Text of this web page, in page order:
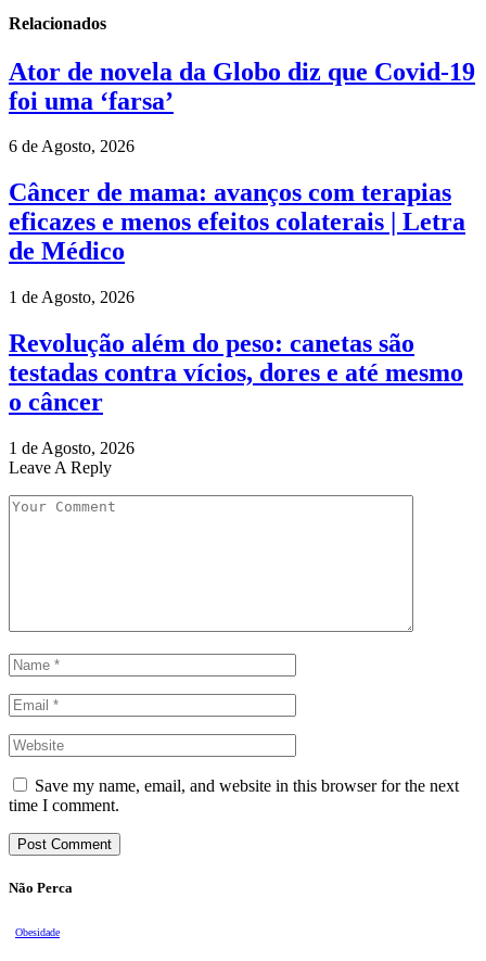
Relacionados
Ator de novela da Globo diz que Covid-19
foi uma ‘farsa’
6 de Agosto, 2026
Câncer de mama: avanços com terapias
eficazes e menos efeitos colaterais | Letra
de Médico
1 de Agosto, 2026
Revolução além do peso: canetas são
testadas contra vícios, dores e até mesmo
o câncer
1 de Agosto, 2026
Leave A Reply
Save my name, email, and website in this browser for the next
time I comment.
Não Perca
Obesidade